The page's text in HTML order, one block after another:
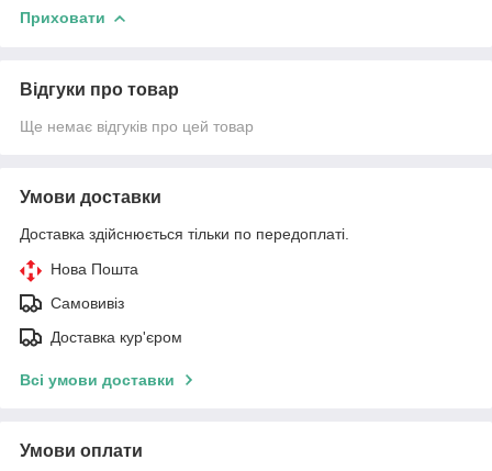
Приховати
Відгуки про товар
Ще немає відгуків про цей товар
Умови доставки
Доставка здійснюється тільки по передоплаті.
Нова Пошта
Самовивіз
Доставка кур'єром
Всі умови доставки
Умови оплати